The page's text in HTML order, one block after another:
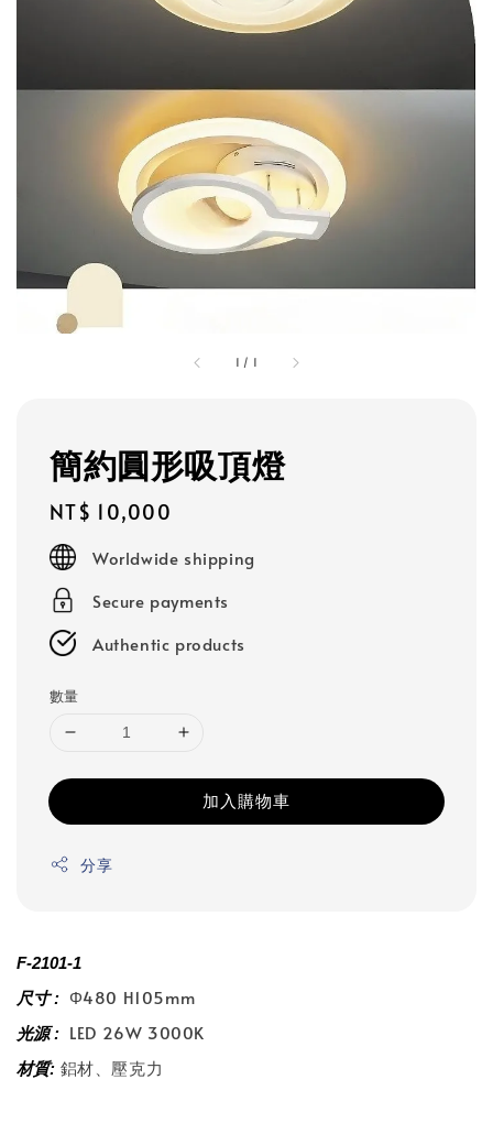
1 / 1
簡約圓形吸頂燈
Regular
price
NT$ 10,000
Worldwide shipping
Secure payments
Authentic products
數量
加入購物車
分享
F-2101-1
尺寸 : Φ480 H105mm
光源 : LED 26W 3000K
材質: 鋁材、壓克力